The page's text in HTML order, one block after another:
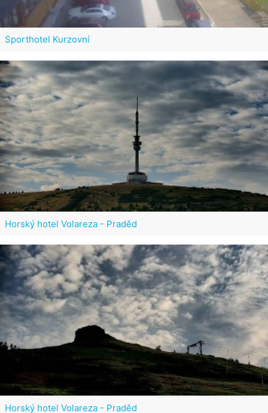
Sporthotel Kurzovní
Horský hotel Volareza - Praděd
Horský hotel Volareza - Praděd